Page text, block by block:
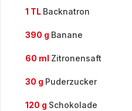
1 TL Backnatron
390 g Banane
60 ml Zitronensaft
30 g Puderzucker
120 g Schokolade